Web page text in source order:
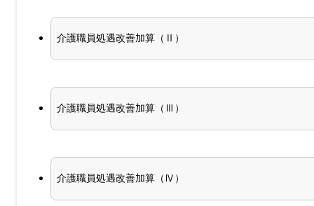
介護職員処遇改善加算（Ⅱ）
介護職員処遇改善加算（Ⅲ）
介護職員処遇改善加算（Ⅳ）